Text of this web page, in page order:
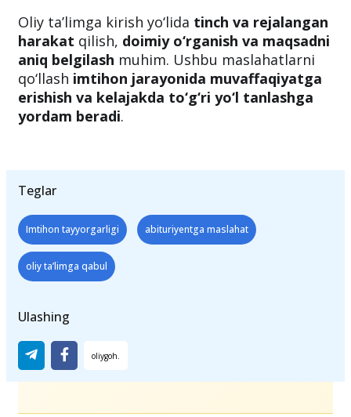
Oliy ta’limga kirish yo‘lida tinch va rejalangan
harakat qilish, doimiy o‘rganish va maqsadni
aniq belgilash muhim. Ushbu maslahatlarni
qo‘llash imtihon jarayonida muvaffaqiyatga
erishish va kelajakda to‘g‘ri yo‘l tanlashga
yordam beradi.
Teglar
Imtihon tayyorgarligi abituriyentga maslahat
oliy ta’limga qabul
Ulashing